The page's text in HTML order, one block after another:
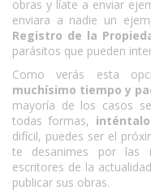
obras y líate a enviar
enviara a nadie un
Registro de la
parásitos que pueden
Como verás esta
muchísimo tiempo y
mayoría de los casos
todas formas,
difícil, puedes ser el
te desanimes por las
escritores de la
publicar sus obras.